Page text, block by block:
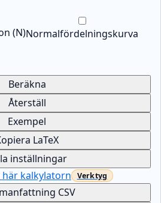
(N)Normalfördelningskurva
Beräkna
Återställ
Exempel
LaTeX
inställningar
här kalkylatorn
CSV